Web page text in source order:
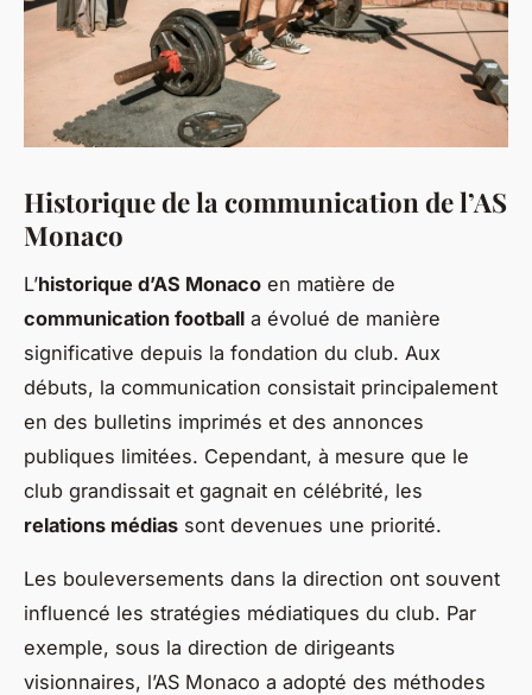
Historique de la communication de l’AS
Monaco
L’historique d’AS Monaco en matière de
communication football a évolué de manière
significative depuis la fondation du club. Aux
débuts, la communication consistait principalement
en des bulletins imprimés et des annonces
publiques limitées. Cependant, à mesure que le
club grandissait et gagnait en célébrité, les
relations médias sont devenues une priorité.
Les bouleversements dans la direction ont souvent
influencé les stratégies médiatiques du club. Par
exemple, sous la direction de dirigeants
visionnaires, l’AS Monaco a adopté des méthodes